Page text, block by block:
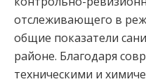
отслеживающего в
общие показатели
районе. Благодаря
техническими и